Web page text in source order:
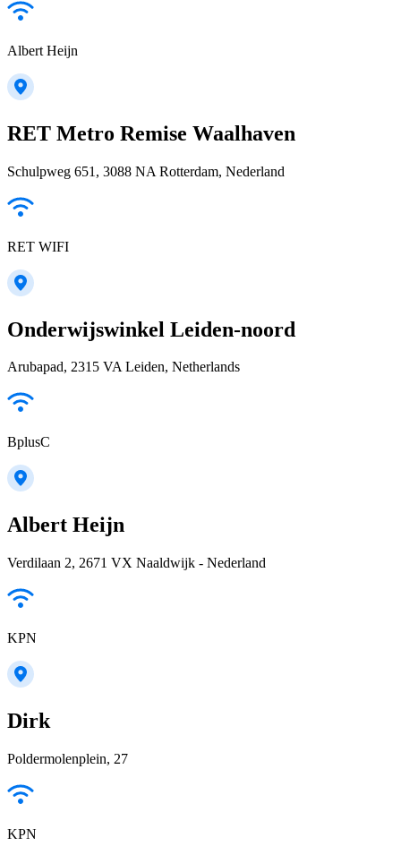
Albert Heijn
RET Metro Remise Waalhaven
Schulpweg 651, 3088 NA Rotterdam, Nederland
RET WIFI
Onderwijswinkel Leiden-noord
Arubapad, 2315 VA Leiden, Netherlands
BplusC
Albert Heijn
Verdilaan 2, 2671 VX Naaldwijk - Nederland
KPN
Dirk
Poldermolenplein, 27
KPN